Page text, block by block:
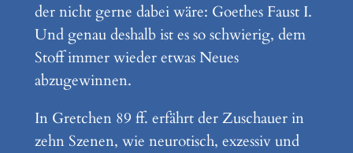
der nicht gerne dabei wäre: Goethes Faust I.
Und genau deshalb ist es so schwierig, dem
Stoff immer wieder etwas Neues
abzugewinnen.
In Gretchen 89 ff. erfährt der Zuschauer in
zehn Szenen, wie neurotisch, exzessiv und